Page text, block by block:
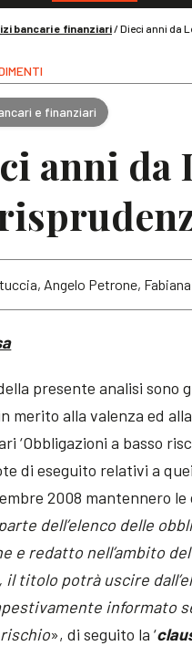
bancari e finanziari/Dieci anni da
e finanziari
anni da
Angelo Petrone,
presente analisi
merito alla valenza ed
‘Obbligazioni a basso
di eseguito relativi a
2008 mantennero
dell’elenco delle
e redatto nell’ambito
il titolo potrà uscire
informato
», di seguito la ‘